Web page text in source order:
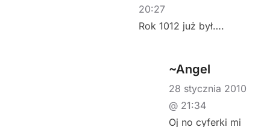
20:27
Rok 1012 już był….
~Angel
28 stycznia 2010
@ 21:34
Oj no cyferki mi